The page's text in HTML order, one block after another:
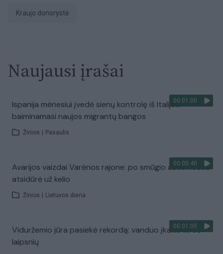
kraujo donorystė
Naujausi įrašai
00:01:00
Ispanija mėnesiui įvedė sienų kontrolę iš Italijos:
baiminamasi naujos migrantų bangos
Žinios Pasaulis
00:00:40
Avarijos vaizdai Varėnos rajone: po smūgio automobilis
atsidūrė už kelio
Žinios Lietuvos diena
00:01:05
Viduržemio jūra pasiekė rekordą: vanduo įkaito iki 33
laipsnių